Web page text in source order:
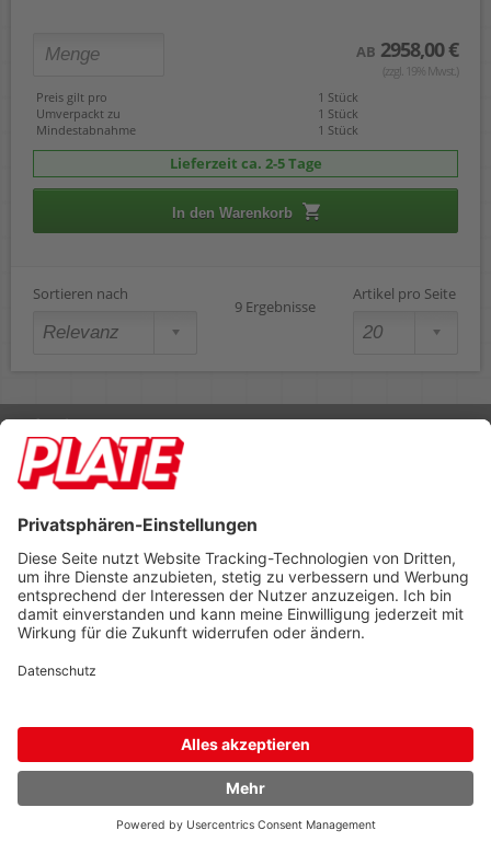
AB 2958,00 €
(zzgl. 19% Mwst.)
Preis gilt pro
1 Stück
Umverpackt zu
1 Stück
Mindestabnahme
1 Stück
Lieferzeit ca. 2-5 Tage
In den Warenkorb
Sortieren nach
9 Ergebnisse
Artikel pro Seite
Rufen Sie uns an 04298 401-0
Lieferbedingungen Impressum
Footer anzeigen
PLATE Büromaterial Vertriebs GmbH
Hilligenwarf 5
entwicklung: decoit